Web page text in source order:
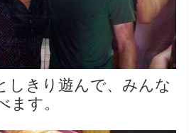
しきり遊んで、みんな
す。